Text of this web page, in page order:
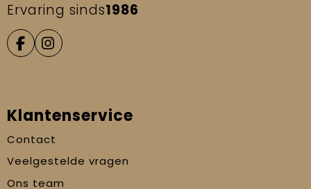
Ervaring sinds1986
Klantenservice
Contact
Veelgestelde vragen
Ons team